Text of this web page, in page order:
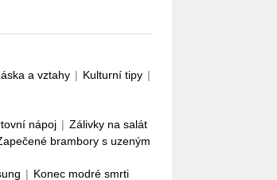
a vztahy | Kulturní tipy |
nápoj | Zálivky na salát
brambory s uzeným
| Konec modré smrti